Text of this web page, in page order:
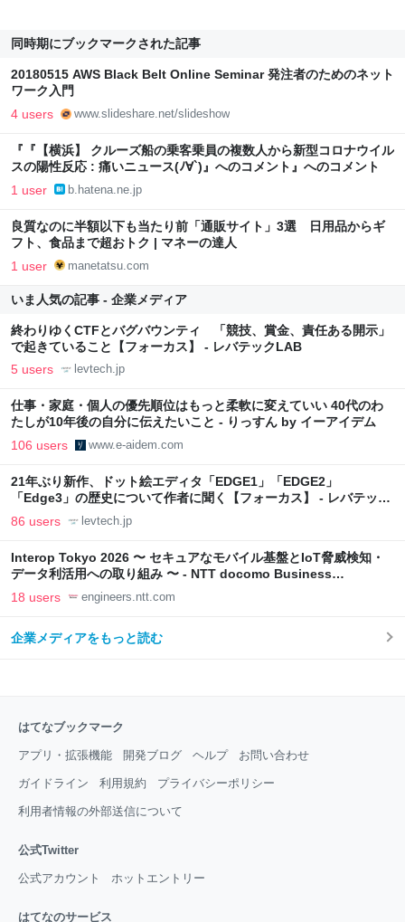
同時期にブックマークされた記事
20180515 AWS Black Belt Online Seminar 発注者のためのネット
ワーク入門
4 users www.slideshare.net/slideshow
『『【横浜】 クルーズ船の乗客乗員の複数人から新型コロナウイル
スの陽性反応 : 痛いニュース(ﾉ∀`)』へのコメント』へのコメント
1 user b.hatena.ne.jp
良質なのに半額以下も当たり前「通販サイト」3選 日用品からギ
フト、食品まで超おトク | マネーの達人
1 user manetatsu.com
いま人気の記事 - 企業メディア
終わりゆくCTFとバグバウンティ 「競技、賞金、責任ある開示」
で起きていること【フォーカス】 - レバテックLAB
5 users levtech.jp
仕事・家庭・個人の優先順位はもっと柔軟に変えていい 40代のわ
たしが10年後の自分に伝えたいこと - りっすん by イーアイデム
106 users www.e-aidem.com
21年ぶり新作、ドット絵エディタ「EDGE1」「EDGE2」
「Edge3」の歴史について作者に聞く【フォーカス】 - レバテック
LAB
86 users levtech.jp
Interop Tokyo 2026 〜 セキュアなモバイル基盤とIoT脅威検知・
データ利活用への取り組み 〜 - NTT docomo Business
Engineers' Blog
18 users engineers.ntt.com
企業メディアをもっと読む
はてなブックマーク
アプリ・拡張機能 開発ブログ ヘルプ お問い合わせ
ガイドライン 利用規約 プライバシーポリシー
利用者情報の外部送信について
公式Twitter
公式アカウント ホットエントリー
はてなのサービス